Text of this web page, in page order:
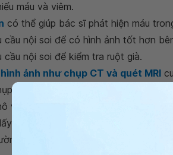
máu và viêm.
có thể giúp bác sĩ phát hiện máu
cầu nội soi để có hình ảnh tốt hơn
nội soi để kiểm tra ruột già.
ảnh như chụp CT và quét MRI
X-quang trung bình. Cả hai xét
và cơ quan của bạn.
mẫu mô hoặc sinh thiết trong quá
ruột của bạn.